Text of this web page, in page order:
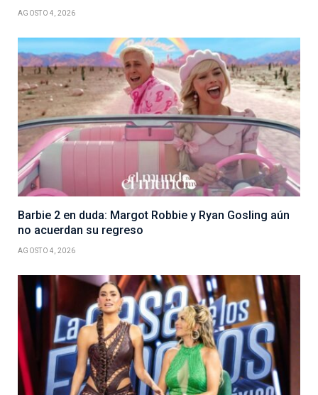
AGOSTO 4, 2026
Barbie 2 en duda: Margot Robbie y Ryan Gosling aún
no acuerdan su regreso
AGOSTO 4, 2026